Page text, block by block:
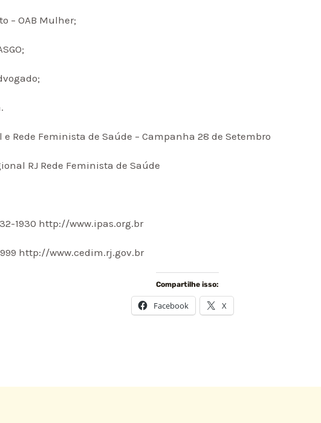
– OAB Mulher;
e Rede Feminista de Saúde – Campanha 28 de Setembro
RJ Rede Feminista de Saúde
1930 http://www.ipas.org.br
http://www.cedim.rj.gov.br
Compartilhe isso:
Facebook X